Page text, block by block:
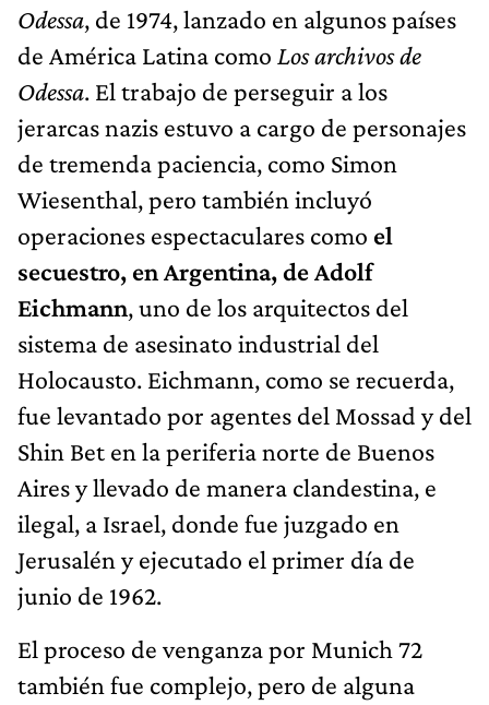
Odessa, de 1974, lanzado en algunos países
de América Latina como Los archivos de
Odessa. El trabajo de perseguir a los
jerarcas nazis estuvo a cargo de personajes
de tremenda paciencia, como Simon
Wiesenthal, pero también incluyó
operaciones espectaculares como el
secuestro, en Argentina, de Adolf
Eichmann, uno de los arquitectos del
sistema de asesinato industrial del
Holocausto. Eichmann, como se recuerda,
fue levantado por agentes del Mossad y del
Shin Bet en la periferia norte de Buenos
Aires y llevado de manera clandestina, e
ilegal, a Israel, donde fue juzgado en
Jerusalén y ejecutado el primer día de
junio de 1962.
El proceso de venganza por Munich 72
también fue complejo, pero de alguna